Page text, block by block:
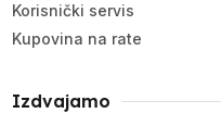
Korisnički servis
Kupovina na rate
Izdvajamo